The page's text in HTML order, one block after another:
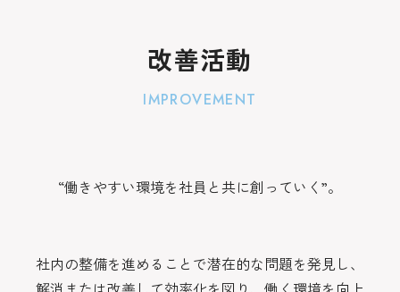
改善活動
IMPROVEMENT
“働きやすい環境を社員と共に創っていく”。
社内の整備を進めることで潜在的な問題を発見し、